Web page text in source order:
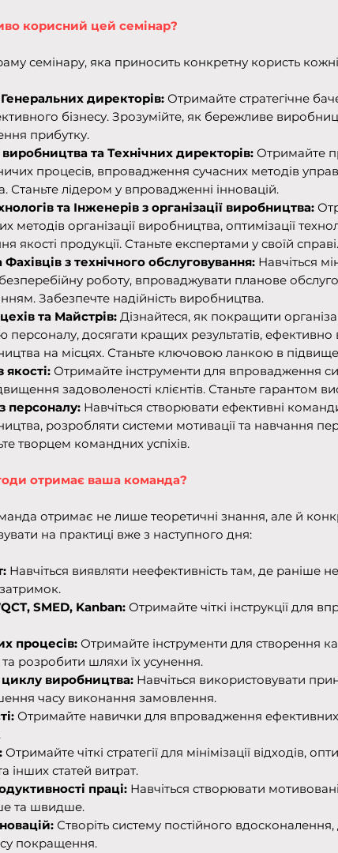
корисний цей семінар?
семінару, яка приносить конкретну користь
директорів: Отримайте стратегічне
бізнесу. Зрозумійте, як бережливе
прибутку.
та Технічних директорів: Отримайте
процесів, впровадження сучасних методів
Станьте лідером у впровадженні інновацій.
та Інженерів з організації виробництва:
методів організації виробництва, оптимізації
якості продукції. Станьте експертами у своїй справі.
з технічного обслуговування: Навчіться
роботу, впроваджувати планове
Забезпечте надійність виробництва.
та Майстрів: Дізнайтеся, як покращити
персоналу, досягати кращих результатів, ефективно
на місцях. Станьте ключовою ланкою в
Отримайте інструменти для впровадження
задоволеності клієнтів. Станьте гарантом
персоналу: Навчіться створювати ефективні
розробляти системи мотивації та навчання
творцем командних успіхів.
отримає ваша команда?
отримає не лише теоретичні знання, але й
на практиці вже з наступного дня:
Навчіться виявляти неефективність там, де раніше
SMED, Kanban: Отримайте чіткі інструкції для
процесів: Отримайте інструменти для створення
та розробити шляхи їх усунення.
виробництва: Навчіться використовувати
часу виконання замовлення.
Отримайте навички для впровадження ефективних
Отримайте чіткі стратегії для мінімізації відходів,
інших статей витрат.
праці: Навчіться створювати
та швидше.
Створіть систему постійного
покращення.